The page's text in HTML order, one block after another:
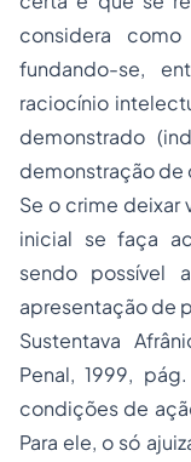
considera
fundando-se,
raciocínio
demonstrado
demonstração de
Se o crime deixar
inicial se faça
sendo possível
apresentação de
Sustentava
Penal, 1999,
condições de
Para ele, o só